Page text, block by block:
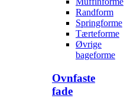
Randform
Springforme
Tærteforme
Øvrige
bageforme
Ovnfaste
fade